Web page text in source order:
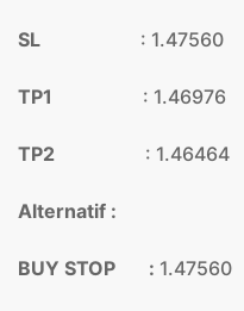
SL : 1.47560
TP1 : 1.46976
TP2 : 1.46464
Alternatif :
BUY STOP : 1.47560